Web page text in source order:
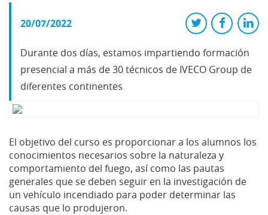
20/07/2022
Durante dos días, estamos impartiendo formación
presencial a más de 30 técnicos de IVECO Group de
diferentes continentes
El objetivo del curso es proporcionar a los alumnos los
conocimientos necesarios sobre la naturaleza y
comportamiento del fuego, así como las pautas
generales que se deben seguir en la investigación de
un vehículo incendiado para poder determinar las
causas que lo produjeron.